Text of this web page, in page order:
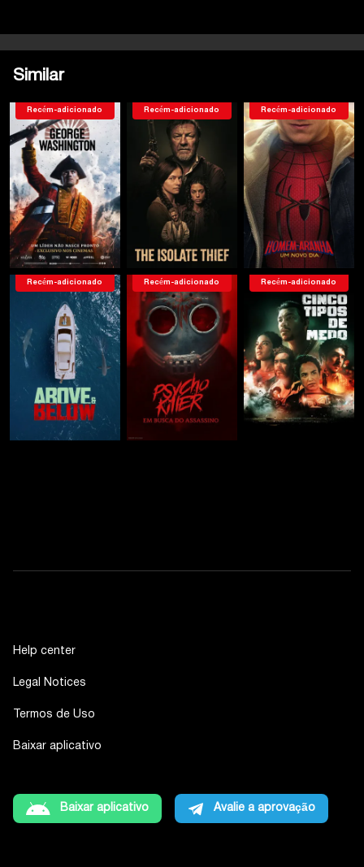
Similar
Recém-adicionado Recém-adicionado Recém-adicionado
Recém-adicionado Recém-adicionado Recém-adicionado
Help center
Legal Notices
Termos de Uso
Baixar aplicativo
Baixar aplicativo Avalie a aprovação